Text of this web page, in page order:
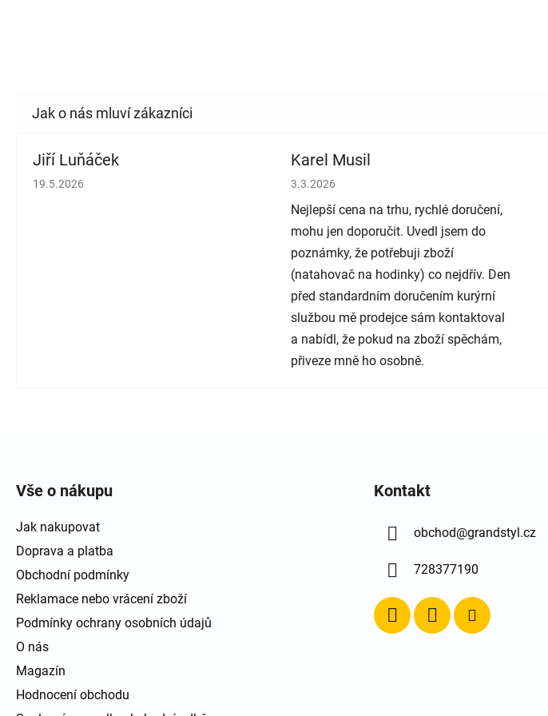
Jiří Luňáček
Hodnocení obchodu je 5 z 5 hvězdiček.
19.5.2026
Karel Musil
Hodnocení obchodu je 5 z 5 hvězdiček.
3.3.2026
Nejlepší cena na trhu, rychlé doručení,
mohu jen doporučit. Uvedl jsem do
poznámky, že potřebuji zboží
(natahovač na hodinky) co nejdřív. Den
před standardním doručením kurýrní
službou mě prodejce sám kontaktoval
a nabídl, že pokud na zboží spěchám,
přiveze mně ho osobně.
Vše o nákupu
Jak nakupovat
Doprava a platba
Obchodní podmínky
Reklamace nebo vrácení zboží
Podmínky ochrany osobních údajů
O nás
Magazín
Hodnocení obchodu
Kontakt
obchod@grandstyl.cz
728377190